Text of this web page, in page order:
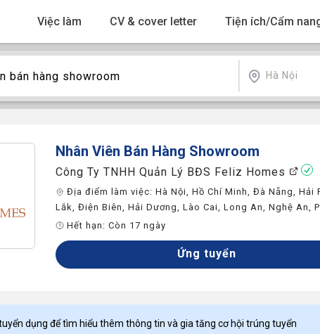
Việc làm CV & cover letter Tiện ích/Cẩm
Hà Nội
Nhân Viên Bán Hàng Showroom
Công Ty TNHH Quản Lý BĐS Feliz Homes
Địa điểm làm việc: Hà Nội, Hồ Chí Minh, Đà Nẵng, Hải
Lắk, Điện Biên, Hải Dương, Lào Cai, Long An, Nghệ An,
Hết hạn: Còn 17 ngày
Ứng tuyển
dụng để tìm hiểu thêm thông tin và gia tăng cơ hội trúng tuyển